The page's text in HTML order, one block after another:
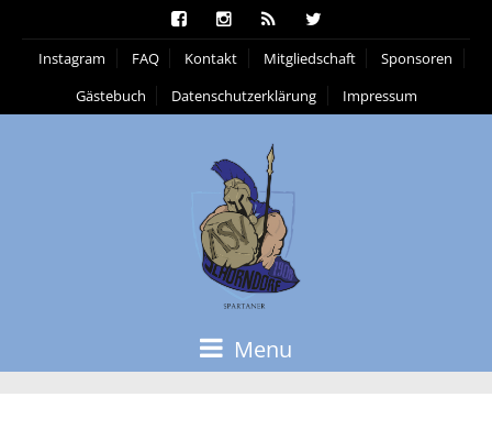
Instagram FAQ Kontakt Mitgliedschaft
Sponsoren
Gästebuch
Datenschutzerklärung Impressum
Menu